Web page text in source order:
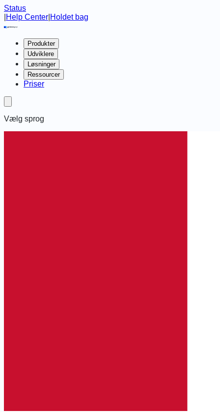
Status
Help Center Holdet bag
Produkter
Udviklere
Løsninger
Ressourcer
Priser
Vælg sprog